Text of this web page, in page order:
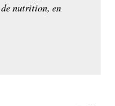
nutrition, en